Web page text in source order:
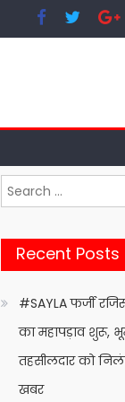
Search
for:
Recent Posts
#SAYLA फर्जी
का महापड़ाव शुरू,
तहसीलदार को
खबर